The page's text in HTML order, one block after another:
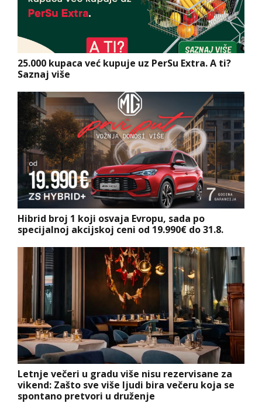
25.000 kupaca već kupuje uz PerSu Extra. A ti?
Saznaj više
Hibrid broj 1 koji osvaja Evropu, sada po
specijalnoj akcijskoj ceni od 19.990€ do 31.8.
Letnje večeri u gradu više nisu rezervisane za
vikend: Zašto sve više ljudi bira večeru koja se
spontano pretvori u druženje